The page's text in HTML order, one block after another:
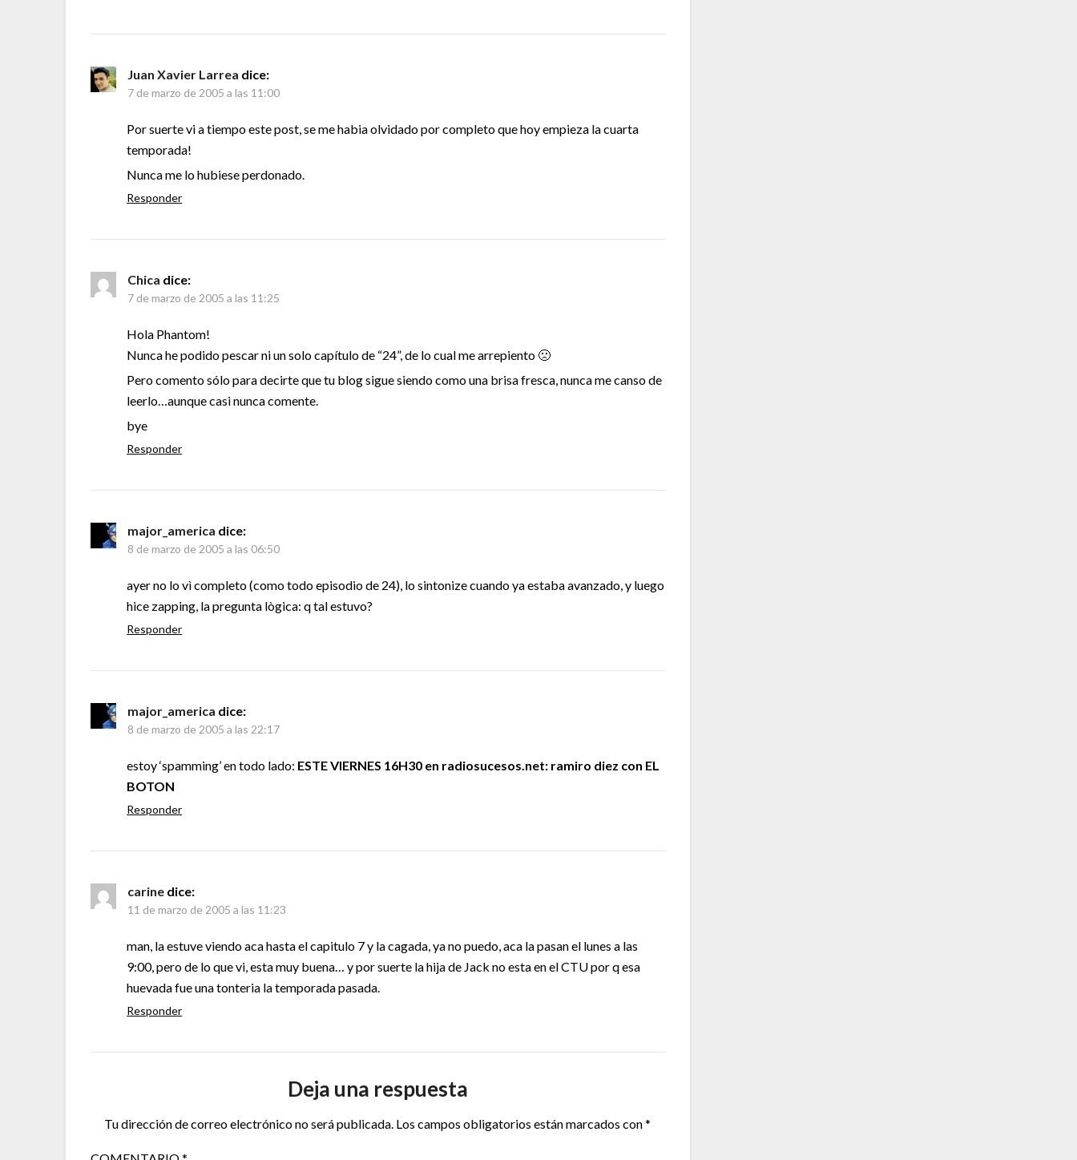
Juan Xavier Larrea dice:
7 de marzo de 2005 a las 11:00
Por suerte vi a tiempo este post, se me habia olvidado por completo que hoy empieza la cuarta
temporada!
Nunca me lo hubiese perdonado.
Responder
Chica dice:
7 de marzo de 2005 a las 11:25
Hola Phantom!
Nunca he podido pescar ni un solo capítulo de “24”, de lo cual me arrepiento 🙁
Pero comento sólo para decirte que tu blog sigue siendo como una brisa fresca, nunca me canso de
leerlo…aunque casi nunca comente.
bye
Responder
major_america dice:
8 de marzo de 2005 a las 06:50
ayer no lo vì completo (como todo episodio de 24), lo sintonize cuando ya estaba avanzado, y luego
hice zapping, la pregunta lògica: q tal estuvo?
Responder
major_america dice:
8 de marzo de 2005 a las 22:17
estoy ‘spamming’ en todo lado: ESTE VIERNES 16H30 en radiosucesos.net: ramiro diez con EL
BOTON
Responder
carine dice:
11 de marzo de 2005 a las 11:23
man, la estuve viendo aca hasta el capitulo 7 y la cagada, ya no puedo, aca la pasan el lunes a las
9:00, pero de lo que vi, esta muy buena… y por suerte la hija de Jack no esta en el CTU por q esa
huevada fue una tonteria la temporada pasada.
Responder
Deja una respuesta
Tu dirección de correo electrónico no será publicada. Los campos obligatorios están marcados con*